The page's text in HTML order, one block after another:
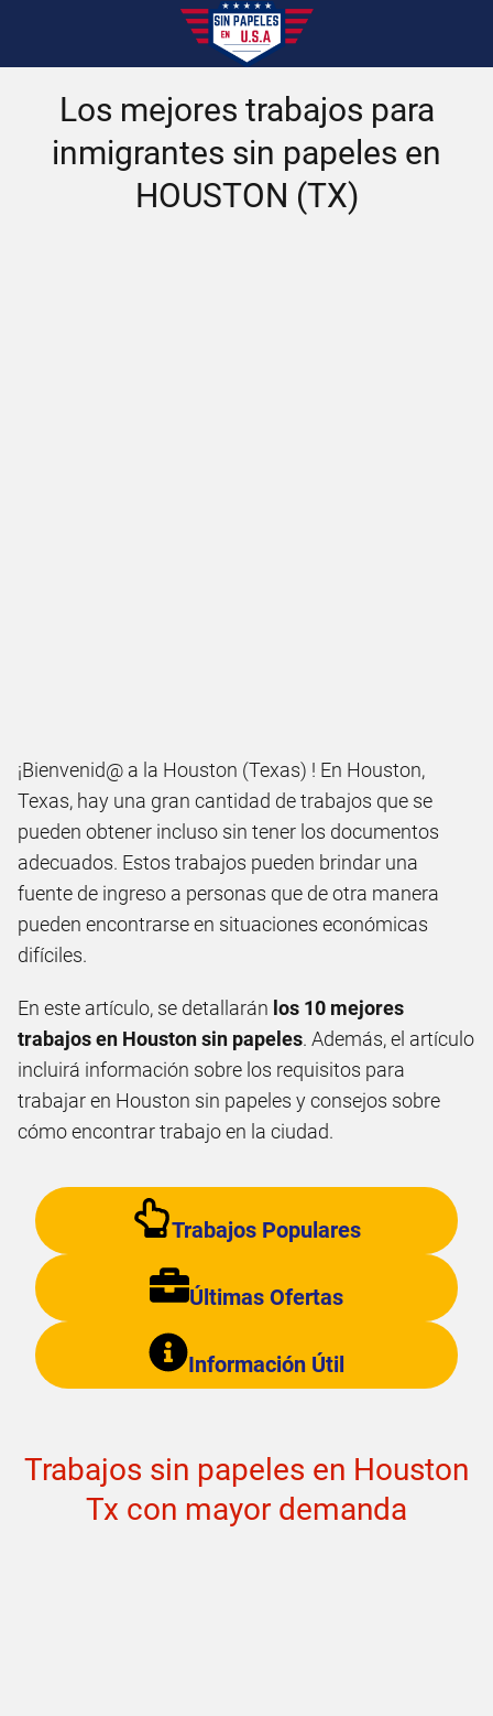
Los mejores trabajos para
inmigrantes sin papeles en
HOUSTON (TX)
¡Bienvenid@ a la Houston (Texas) ! En Houston,
Texas, hay una gran cantidad de trabajos que se
pueden obtener incluso sin tener los documentos
adecuados. Estos trabajos pueden brindar una
fuente de ingreso a personas que de otra manera
pueden encontrarse en situaciones económicas
difíciles.
En este artículo, se detallarán los 10 mejores
trabajos en Houston sin papeles. Además, el artículo
incluirá información sobre los requisitos para
trabajar en Houston sin papeles y consejos sobre
cómo encontrar trabajo en la ciudad.
Trabajos Populares
Últimas Ofertas
Información Útil
Trabajos sin papeles en Houston
Tx con mayor demanda